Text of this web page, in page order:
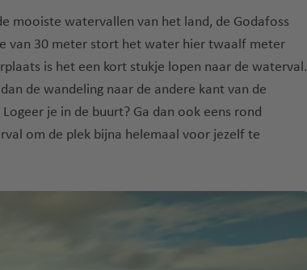
mooiste watervallen van het land, de Godafoss
van 30 meter stort het water hier twaalf meter
is het een kort stukje lopen naar de waterval.
de wandeling naar de andere kant van de
je in de buurt? Ga dan ook eens rond
om de plek bijna helemaal voor jezelf te